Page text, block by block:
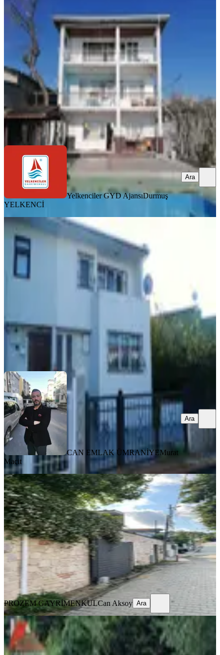
Müstakil Komple Kiralık Bina
Küçükçekmece, Yarımburgaz Mahallesi
2+1·400 m²·29.07.2026
Yelkenciler GYD Ajansı Durmuş YELKENCİ
Yelkenciler GYD AjansıDurmuş
YELKENCİ
Ara
BALKONLU
Can Emlak'tan 180 M2 Bahçeli Köşe
Müstakil Ev...
Ümraniye, Atakent Mahallesi
170 m²· 28.07.2026
CAN EMLAK ÜMRANİYE Murat Macit
CAN EMLAK ÜMRANİYEMurat
Macit
Ara
MANZARALI
Şile Karakirazda Kiralık Müstakil Ev
Şile, Karakiraz Mahallesi
2+1 ·70 m²·27.07.2026
38.000 ₺
PROZEM GAYRİMENKUL Can Aksoy
PROZEM GAYRİMENKULCan Aksoy Ara
MANZARALI
Ormana Komşu, 1100 M² Arsa
Üzerinde Yenilenmiş 2+1 Müstakil Ev